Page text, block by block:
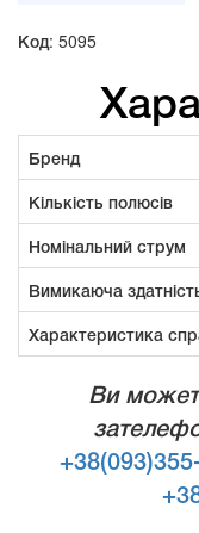
Код: 5095
Бренд
Кількість полюсів
Номінальний струм
Вимикаюча
Характеристика
Ви